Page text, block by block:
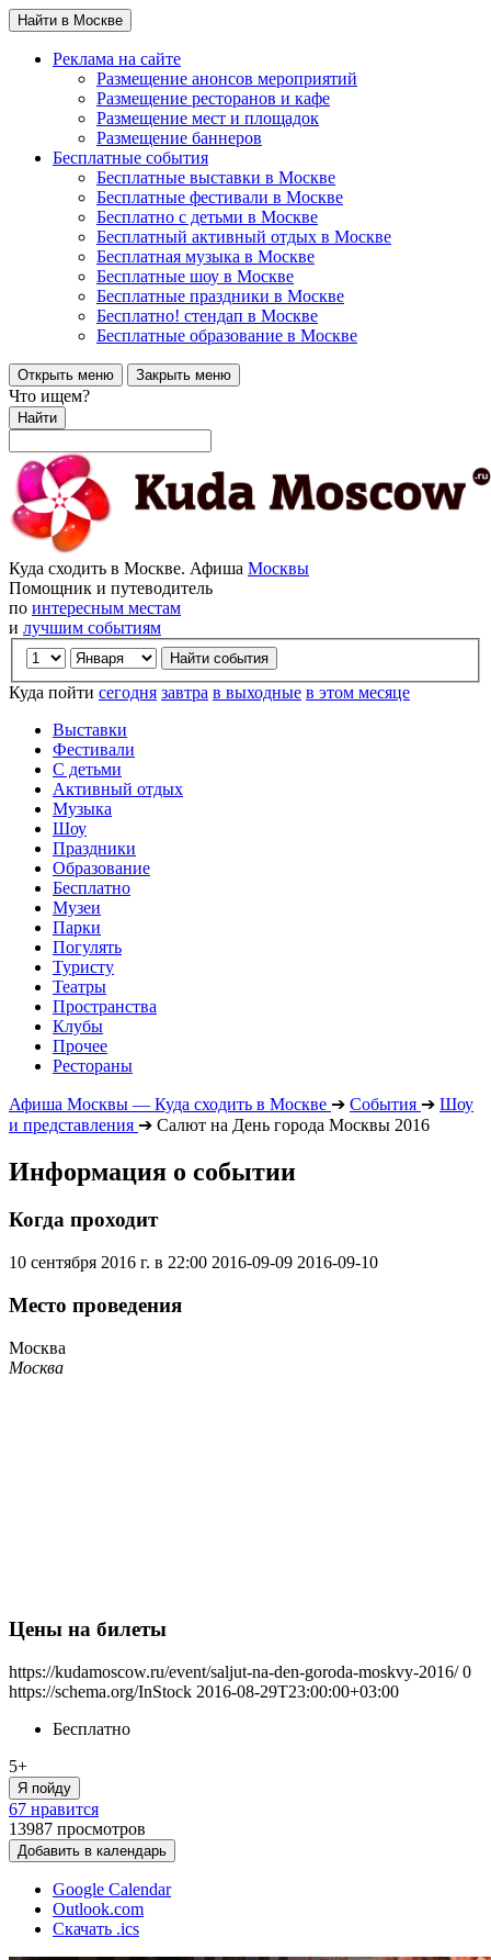
Найти в Москве
Реклама на сайте
Размещение анонсов мероприятий
Размещение ресторанов и кафе
Размещение мест и площадок
Размещение баннеров
Бесплатные события
Бесплатные выставки в Москве
Бесплатные фестивали в Москве
Бесплатно с детьми в Москве
Бесплатный активный отдых в Москве
Бесплатная музыка в Москве
Бесплатные шоу в Москве
Бесплатные праздники в Москве
Бесплатно! стендап в Москве
Бесплатные образование в Москве
Открыть меню Закрыть меню
Что ищем?
Найти
Куда сходить в Москве. Афиша Москвы
Помощник и путеводитель
по интересным местам
и лучшим событиям
Куда пойти сегодня завтра в выходные в этом месяце
Выставки
Фестивали
С детьми
Активный отдых
Музыка
Шоу
Праздники
Образование
Бесплатно
Музеи
Парки
Погулять
Туристу
Театры
Пространства
Клубы
Прочее
Рестораны
Афиша Москвы — Куда сходить в Москве ➔ События ➔ Шоу
и представления ➔ Салют на День города Москвы 2016
Информация о событии
Когда проходит
10 сентября 2016 г. в 22:00 2016-09-09 2016-09-10
Место проведения
Москва
Москва
Цены на билеты
https://kudamoscow.ru/event/saljut-na-den-goroda-moskvy-2016/ 0
https://schema.org/InStock 2016-08-29T23:00:00+03:00
Бесплатно
5+
Я пойду
67 нравится
13987 просмотров
Добавить в календарь
Google Calendar
Outlook.com
Скачать .ics